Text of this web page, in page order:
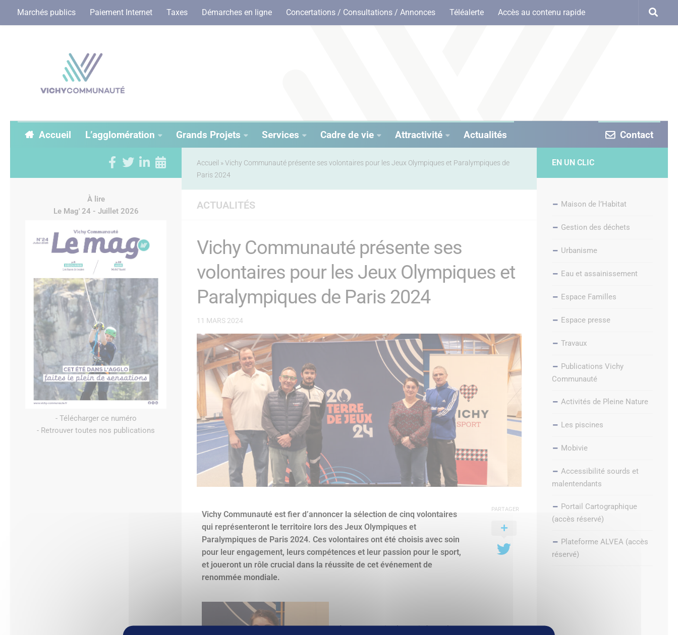
Marchés publics Paiement Internet Taxes Démarches en ligne Concertations / Consultations / Annonces Téléalerte Accès au contenu rapide
Accueil L’agglomération Grands Projets Services Cadre de vie Attractivité Actualités Contact
Accueil »Vichy Communauté présente ses volontaires pour les Jeux Olympiques et Paralympiques de
Paris 2024
ACTUALITÉS
Vichy Communauté présente ses
volontaires pour les Jeux Olympiques et
Paralympiques de Paris 2024
11 MARS 2024
Vichy Communauté est fier d’annoncer la sélection de cinq volontaires
qui représenteront le territoire lors des Jeux Olympiques et
Paralympiques de Paris 2024. Ces volontaires ont été choisis avec soin
pour leur engagement, leurs compétences et leur passion pour le sport,
et joueront un rôle crucial dans la réussite de cet événement de
renommée mondiale.
Lauresupervise les arrivées et les
PARTAGER
À lire
Le Mag' 24 - Juillet 2026
- Télécharger ce numéro
- Retrouver toutes nos publications
EN UN CLIC
Maison de l’Habitat
Gestion des déchets
Urbanisme
Eau et assainissement
Espace Familles
Espace presse
Travaux
Publications Vichy
Communauté
Activités de Pleine Nature
Les piscines
Mobivie
Accessibilité sourds et
malentendants
Portail Cartographique
(accès réservé)
Plateforme ALVEA (accès
réservé)